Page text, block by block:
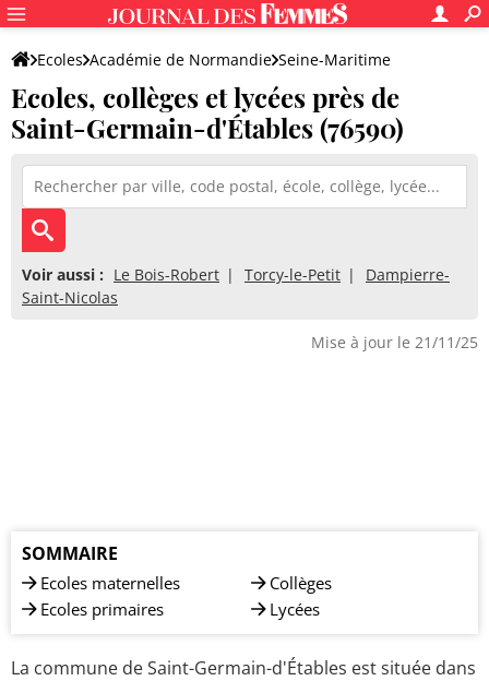
Ecoles Académie de Normandie Seine-Maritime
Ecoles, collèges et lycées près de
Saint-Germain-d'Étables (76590)
Voir aussi : Le Bois-Robert Torcy-le-Petit
Dampierre-
Saint-Nicolas
Mise à jour le 21/11/25
SOMMAIRE
Ecoles maternelles
Ecoles primaires
Collèges
Lycées
La commune de Saint-Germain-d'Étables est située dans